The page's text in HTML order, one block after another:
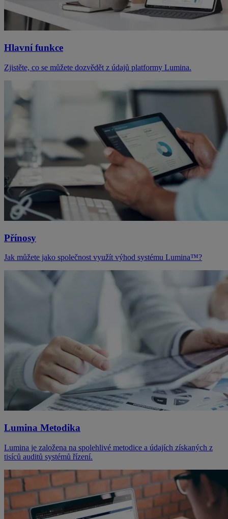
Hlavní funkce
Zjistěte, co se můžete dozvědět z údajů platformy Lumina.
Přínosy
Jak můžete jako společnost využít výhod systému Lumina™?
Lumina Metodika
Lumina je založena na spolehlivé metodice a údajích získaných z
tisíců auditů systémů řízení.